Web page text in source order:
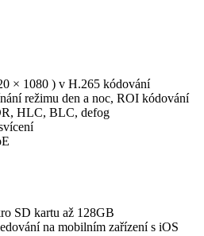
× 1080 ) v H.265 kódování
režimu den a noc, ROI kódování
HLC, BLC, defog
SD kartu až 128GB
na mobilním zařízení s iOS